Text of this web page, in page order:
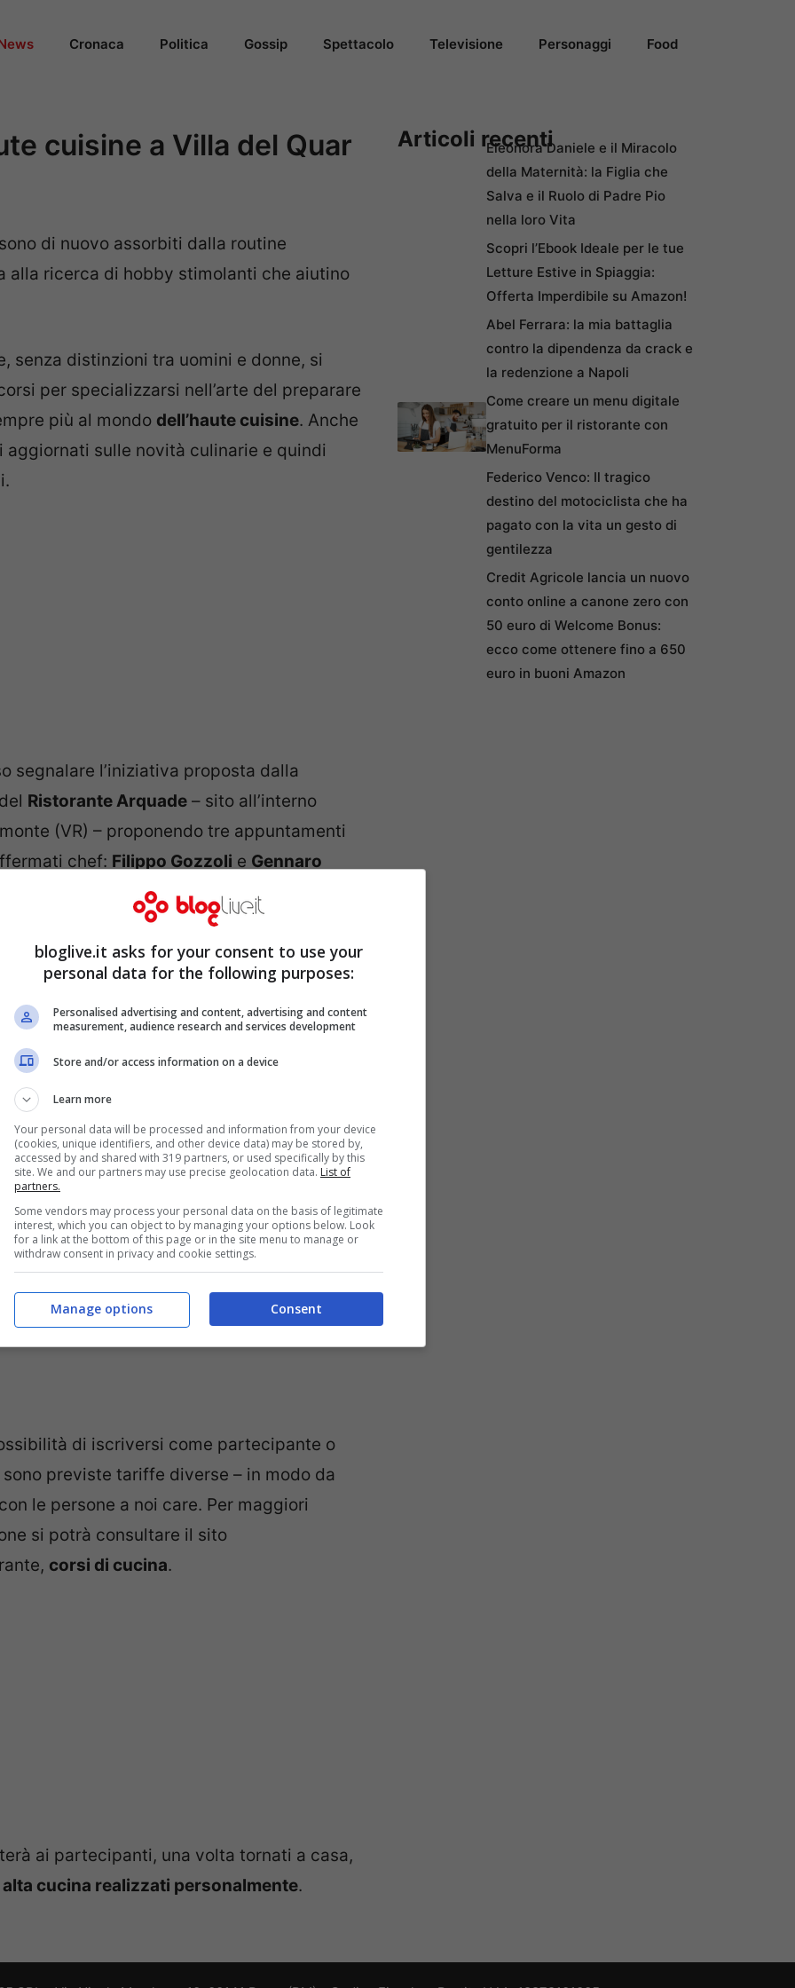
Cronaca Politica Gossip Spettacolo Televisione Personaggi Food
cuisine a Villa del Quar
di nuovo assorbiti dalla routine
alla ricerca di hobby stimolanti che aiutino
senza distinzioni tra uomini e donne, si
per specializzarsi nell’arte del preparare
più al mondo dell’haute cuisine. Anche
sulle novità culinarie e quindi
segnalare l’iniziativa proposta dalla
Ristorante Arquade – sito all’interno
(VR) – proponendo tre appuntamenti
chef: Filippo Gozzoli e Gennaro
la prima si è svolta ieri 4 ottobre dal
piatti”, la seconda fissata per martedì
e la terza per il 25 ottobre in onore
serata si compone da un corso di due ore
degli ingredienti, in particolare
dedicata alla preparazione delle ricette
di iscriversi come partecipante o
previste tariffe diverse – in modo da
le persone a noi care. Per maggiori
si potrà consultare il sito
corsi di cucina.
ai partecipanti, una volta tornati a casa,
cucina realizzati personalmente.
Articoli recentiEleonora Daniele e il Miracolo
della Maternità: la Figlia che
Salva e il Ruolo di Padre Pio
nella loro Vita
Scopri l’Ebook Ideale per le tue
Letture Estive in Spiaggia:
Offerta Imperdibile su Amazon!
Abel Ferrara: la mia battaglia
contro la dipendenza da crack e
la redenzione a Napoli
Come creare un menu digitale
gratuito per il ristorante con
MenuForma
Federico Venco: Il tragico
destino del motociclista che ha
pagato con la vita un gesto di
gentilezza
Credit Agricole lancia un nuovo
conto online a canone zero con
50 euro di Welcome Bonus:
ecco come ottenere fino a 650
euro in buoni Amazon
bloglive.it asks for your consent to use your
personal data for the following purposes:
Personalised advertising and content, advertising and content
measurement, audience research and services development
Store and/or access information on a device
Learn more
Your personal data will be processed and information from your device
(cookies, unique identifiers, and other device data) may be stored by,
accessed by and shared with 319 partners, or used specifically by this
site. We and our partners may use precise geolocation data. List of
partners.
Some vendors may process your personal data on the basis of legitimate
interest, which you can object to by managing your options below. Look
for a link at the bottom of this page or in the site menu to manage or
withdraw consent in privacy and cookie settings.
Consent
Manage options